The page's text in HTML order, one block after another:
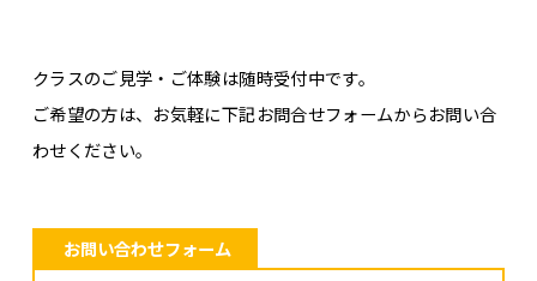
クラスのご見学・ご体験は随時受付中です。
ご希望の方は、お気軽に下記お問合せフォームからお問い合
わせください。
お問い合わせフォーム